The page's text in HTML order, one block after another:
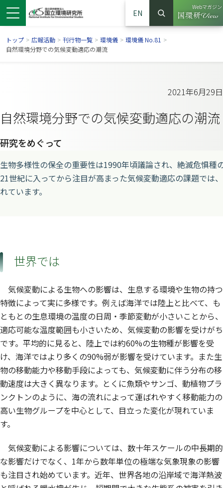
ドウで開きます）
ンドウで開きます）
ウインドウで開きます）
EN
サイト内検索
検索
Webマガジン
（別ウイ
トップ > 広報活動 > 刊行物一覧 > 環境儀 > 環境儀 No.81 >
自然環境分野での気候変動適応の潮流
2021年6月29日
自然環境分野での気候変動適応の潮流
研究をめぐって
生物多様性の保全の重要性は1990年頃議論され、絶滅危惧
21世紀に入ってから注目が高まった気候変動適応の課題で
れています。
世界では
気候変動による生物への影響は、生息する環境や生物の持つ
特徴によって実に多様です。例えば海洋では陸上と比べて、も
ともとの生息環境の温度の日周・季節変動が小さいことから、
適応可能な温度範囲も小さいため、気候変動の影響を受けがち
です。平均的に見ると、陸上では約60%の生物種が影響を受
け、海洋ではより多くの90%弱が影響を受けています。また生
物の移動能力や移動手段によっても、気候変動に伴う分布の移
動速度は大きく異なります。とくに魚類やサンゴ、動植物プラ
ンクトンのように、海の流れによって運ばれやすく移動能力の
高い生物グループを中心として、目立った変化が現れていま
す。
気候変動による影響については、数十年スケールの中長期的
な影響だけでなく、1年から数年単位の極端な気象現象の影響
も注目され始めています。近年、世界各地の沿岸域で海洋熱波